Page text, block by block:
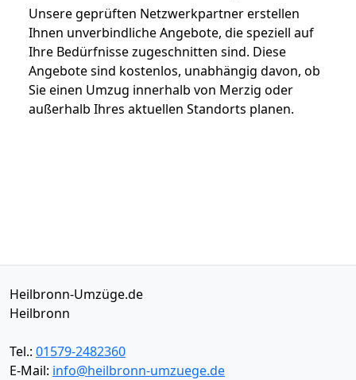
Unsere geprüften Netzwerkpartner erstellen
Ihnen unverbindliche Angebote, die speziell auf
Ihre Bedürfnisse zugeschnitten sind. Diese
Angebote sind kostenlos, unabhängig davon, ob
Sie einen Umzug innerhalb von Merzig oder
außerhalb Ihres aktuellen Standorts planen.
Heilbronn-Umzüge.de
Heilbronn
Tel.: 01579-2482360
E-Mail: info@heilbronn-umzuege.de